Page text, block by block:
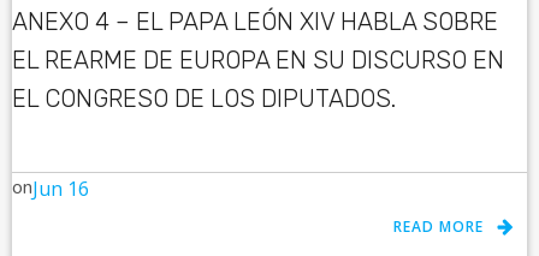
ANEXO 4 – EL PAPA LEÓN XIV HABLA SOBRE
EL REARME DE EUROPA EN SU DISCURSO EN
EL CONGRESO DE LOS DIPUTADOS.
onJun 16
READ MORE